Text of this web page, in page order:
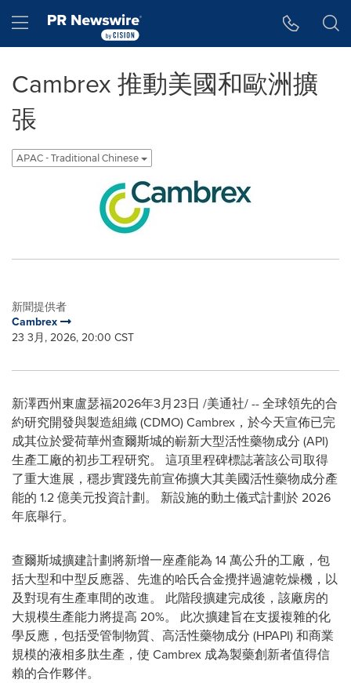
Hamburger menu
Cambrex 推動美國和歐洲擴
張
APAC - Traditional Chinese
新聞提供者
Cambrex
23 3月, 2026, 20:00 CST
新澤西州東盧瑟福2026年3月23日 /美通社/ -- 全球領先的合
約研究開發與製造組織 (CDMO) Cambrex，於今天宣佈已完
成其位於愛荷華州查爾斯城的嶄新大型活性藥物成分 (API)
生產工廠的初步工程研究。 這項里程碑標誌著該公司取得
了重大進展，穩步實踐先前宣佈擴大其美國活性藥物成分產
能的 1.2 億美元投資計劃。 新設施的動土儀式計劃於 2026
年底舉行。
查爾斯城擴建計劃將新增一座產能為 14 萬公升的工廠，包
括大型和中型反應器、先進的哈氏合金攪拌過濾乾燥機，以
及對現有生產車間的改進。 此階段擴建完成後，該廠房的
大規模生產能力將提高 20%。 此次擴建旨在支援複雜的化
學反應，包括受管制物質、高活性藥物成分 (HPAPI) 和商業
規模的液相多肽生產，使 Cambrex 成為製藥創新者值得信
賴的合作夥伴。